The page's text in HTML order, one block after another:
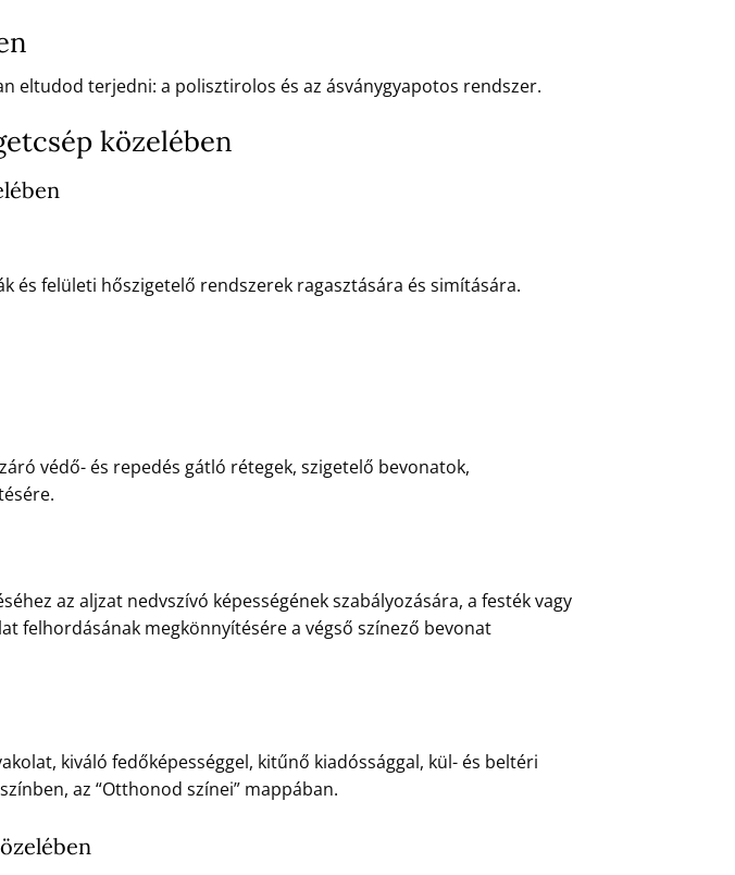
eltudod terjedni: a polisztirolos és az ásványgyapotos rendszer.
közelében
és felületi hőszigetelő rendszerek ragasztására és simítására.
védő- és repedés gátló rétegek, szigetelő bevonatok,
az aljzat nedvszívó képességének szabályozására, a festék vagy
felhordásának megkönnyítésére a végső színező bevonat
kiváló fedőképességgel, kitűnő kiadóssággal, kül- és beltéri
az “Otthonod színei” mappában.